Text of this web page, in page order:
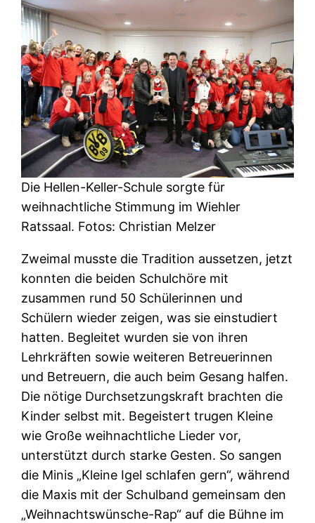
Die Hellen-Keller-Schule sorgte für
weihnachtliche Stimmung im Wiehler
Ratssaal. Fotos: Christian Melzer
Zweimal musste die Tradition aussetzen, jetzt
konnten die beiden Schulchöre mit
zusammen rund 50 Schülerinnen und
Schülern wieder zeigen, was sie einstudiert
hatten. Begleitet wurden sie von ihren
Lehrkräften sowie weiteren Betreuerinnen
und Betreuern, die auch beim Gesang halfen.
Die nötige Durchsetzungskraft brachten die
Kinder selbst mit. Begeistert trugen Kleine
wie Große weihnachtliche Lieder vor,
unterstützt durch starke Gesten. So sangen
die Minis „Kleine Igel schlafen gern“, während
die Maxis mit der Schulband gemeinsam den
„Weihnachtswünsche-Rap“ auf die Bühne im